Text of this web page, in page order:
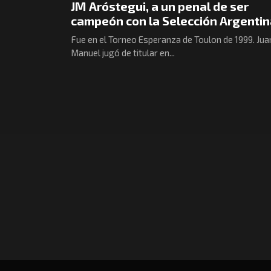
JM Aróstegui, a un penal de ser
campeón con la Selección
Fue en el Torneo Esperanza de Toulon de 1999.
Manuel jugó de titular en...